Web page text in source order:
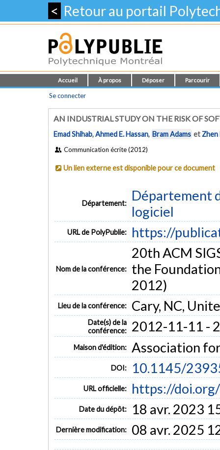
< Retour au portail
Accueil À propos Déposer Parcourir
Se connecter
AN INDUSTRIAL STUDY ON THE RISK OF
Emad Shihab,Ahmed E. Hassan, Bram Adams et Zhen
Communication écrite (2012)
Un lien externe est disponible pour ce document
Département:
Département
logiciel
URL de PolyPublie: https://
Nom de la conférence:
20th ACM
the
2012)
Lieu de la conférence: Cary, NC,
Date(s) de la
conférence:
2012-11-11 -
Maison d'édition: Association
DOI: 10.1145/
URL officielle: https://
Date du dépôt: 18 avr. 2023
Dernière modification: 08 avr. 2025